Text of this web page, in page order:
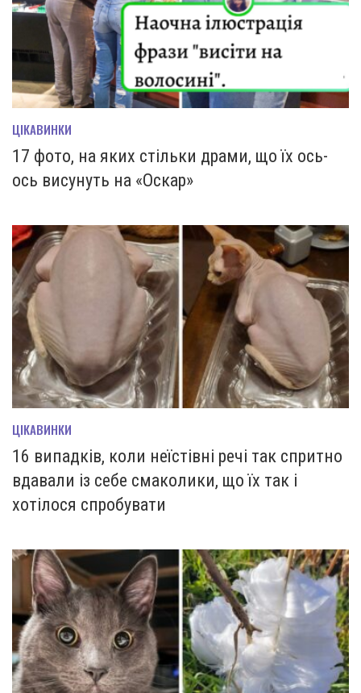
ЦІКАВИНКИ
17 фото, на яких стільки драми, що їх ось-
ось висунуть на «Оскар»
ЦІКАВИНКИ
16 випадків, коли неїстівні речі так спритно
вдавали із себе смаколики, що їх так і
хотілося спробувати